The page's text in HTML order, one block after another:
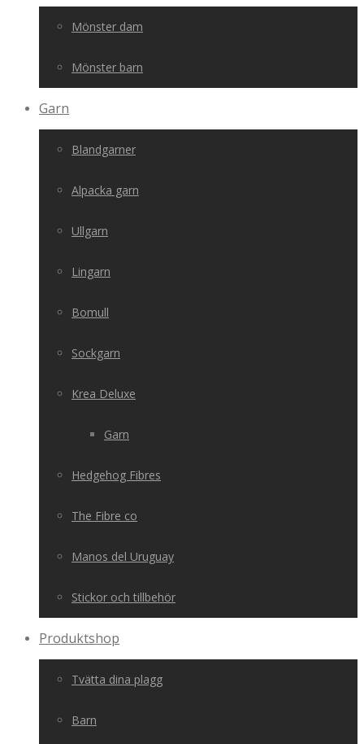
Mönster dam
Mönster barn
Garn
Blandgarner
Alpacka garn
Ullgarn
Lingarn
Bomull
Sockgarn
Krea Deluxe
Garn
Hedgehog Fibres
The Fibre co
Manos del Uruguay
Stickor och tillbehör
Produktshop
Tvätta dina plagg
Barn